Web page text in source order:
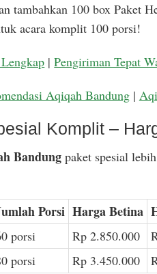
tambahkan 100 box Paket
acara komplit 100 porsi!
|Pengiriman Tepat
Aqiqah Bandung|
Komplit –
Bandungpaket spesial
Porsi Harga Betina
porsi Rp 2.850.000
porsi Rp 3.450.000